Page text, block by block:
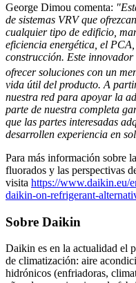
George Dimou comenta:
de sistemas VRV que
cualquier tipo de edificio,
eficiencia energética, el
construcción. Este
ofrecer soluciones con un
vida útil del producto. A
nuestra red para apoyar la
parte de nuestra completa
que las partes interesadas
desarrollen experiencia en
Para más información sobre
fluorados y las perspectivas
visita https://www.daikin.eu/
daikin-on-refrigerant-
Sobre Daikin
Daikin es en la actualidad el
de climatización: aire
hidrónicos (enfriadoras,